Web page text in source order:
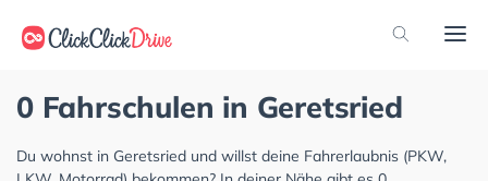
0 Fahrschulen in Geretsried
Du wohnst in Geretsried und willst deine Fahrerlaubnis (PKW,